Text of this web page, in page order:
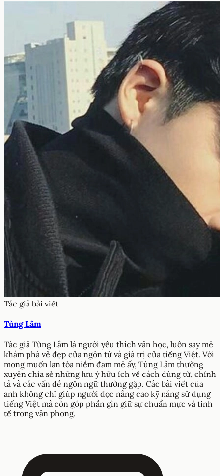
Tác giả bài viết
Tùng Lâm
Tác giả Tùng Lâm là người yêu thích văn học, luôn say mê
khám phá vẻ đẹp của ngôn từ và giá trị của tiếng Việt. Với
mong muốn lan tỏa niềm đam mê ấy, Tùng Lâm thường
xuyên chia sẻ những lưu ý hữu ích về cách dùng từ, chính
tả và các vấn đề ngôn ngữ thường gặp. Các bài viết của
anh không chỉ giúp người đọc nâng cao kỹ năng sử dụng
tiếng Việt mà còn góp phần gìn giữ sự chuẩn mực và tinh
tế trong văn phong.